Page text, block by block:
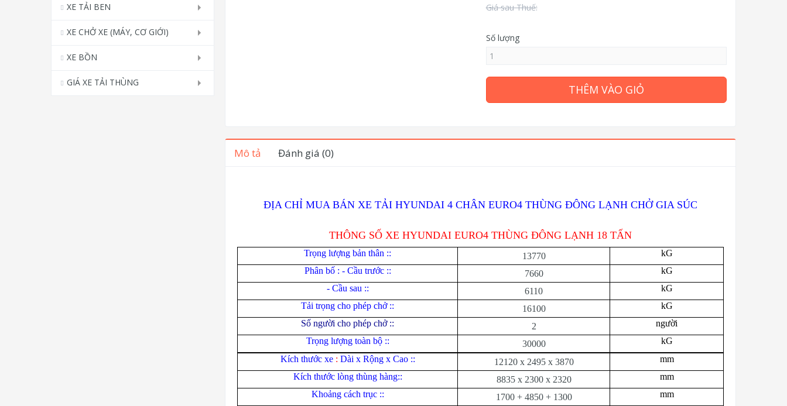
XE TẢI BEN
XE CHỞ XE (MÁY, CƠ GIỚI)
XE BỒN
GIÁ XE TẢI THÙNG
Giá sau Thuế:
Số lượng
THÊM VÀO GIỎ
Mô tả Đánh giá (0)
ĐỊA CHỈ MUA BÁN XE TẢI HYUNDAI 4 CHÂN EURO4 THÙNG ĐÔNG LẠNH CHỞ GIA SÚC
THÔNG SỐ XE HYUNDAI EURO4 THÙNG ĐÔNG LẠNH 18 TẤN
Trọng lượng bản thân :: 13770
kG
Phân bố : - Cầu trước ::
7660
kG
- Cầu sau ::
6110
kG
Tải trọng cho phép chở ::
16100
kG
Số người cho phép chở ::
2
người
Trọng lượng toàn bộ ::
30000
kG
Kích thước xe : Dài x Rộng x Cao :: 12120 x 2495 x 3870
mm
Kích thước lòng thùng hàng::
8835 x 2300 x 2320
mm
Khoảng cách trục ::
1700 + 4850 + 1300
mm